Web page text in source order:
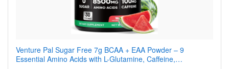
Venture Pal Sugar Free 7g BCAA + EAA Powder – 9
Essential Amino Acids with L-Glutamine, Caffeine,
Venture Pal Sugar Free Protein Coffee – Cold Brew Mocha
Instant Iced Coffee with MCT Oil, Probiotics, Fiber & 13